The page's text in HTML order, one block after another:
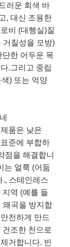
러운 회색 바
, 대신 조용한
비 (대행실)질
거칠성을 모방)
한 어두운 목
.그리고 중립
) 또는 억양
품은 낮은
준에 부합하
점을 해결합니
는 얼룩 (어둠
., 스테인레스
역 (예를 들
왜곡을 방지합
전하게 만드
조한 천으로
거합니다. 빈